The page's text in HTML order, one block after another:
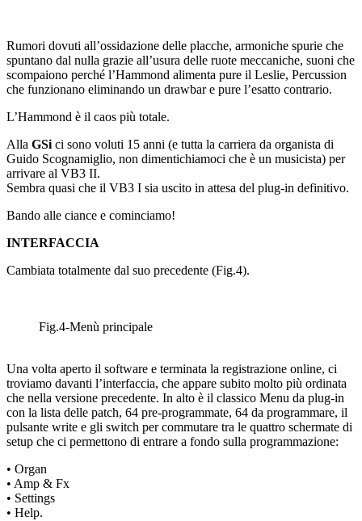
Rumori dovuti all’ossidazione delle placche, armoniche spurie che
spuntano dal nulla grazie all’usura delle ruote meccaniche, suoni che
scompaiono perché l’Hammond alimenta pure il Leslie, Percussion
che funzionano eliminando un drawbar e pure l’esatto contrario.
L’Hammond è il caos più totale.
Alla GSi ci sono voluti 15 anni (e tutta la carriera da organista di
Guido Scognamiglio, non dimentichiamoci che è un musicista) per
arrivare al VB3 II.
Sembra quasi che il VB3 I sia uscito in attesa del plug-in definitivo.
Bando alle ciance e cominciamo!
INTERFACCIA
Cambiata totalmente dal suo precedente (Fig.4).
Fig.4-Menù principale
Una volta aperto il software e terminata la registrazione online, ci
troviamo davanti l’interfaccia, che appare subito molto più ordinata
che nella versione precedente. In alto è il classico Menu da plug-in
con la lista delle patch, 64 pre-programmate, 64 da programmare, il
pulsante write e gli switch per commutare tra le quattro schermate di
setup che ci permettono di entrare a fondo sulla programmazione:
• Organ
• Amp & Fx
• Settings
• Help.